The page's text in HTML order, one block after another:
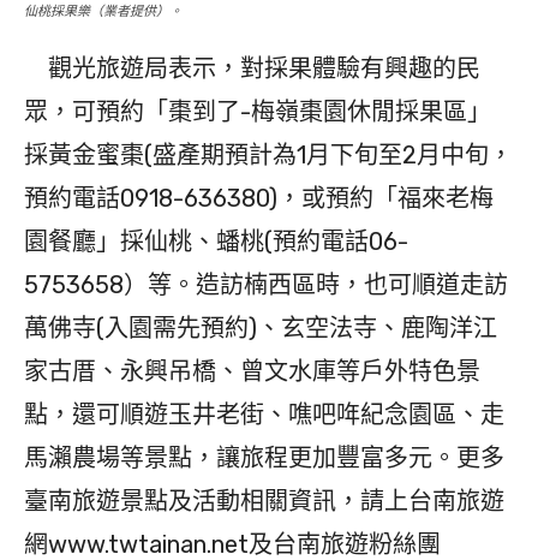
仙桃採果樂（業者提供）。
觀光旅遊局表示，對採果體驗有興趣的民
眾，可預約「棗到了-梅嶺棗園休閒採果區」
採黃金蜜棗(盛產期預計為1月下旬至2月中旬，
預約電話0918-636380)，或預約「福來老梅
園餐廳」採仙桃、蟠桃(預約電話06-
5753658）等。造訪楠西區時，也可順道走訪
萬佛寺(入園需先預約)、玄空法寺、鹿陶洋江
家古厝、永興吊橋、曾文水庫等戶外特色景
點，還可順遊玉井老街、噍吧哖紀念園區、走
馬瀨農場等景點，讓旅程更加豐富多元。更多
臺南旅遊景點及活動相關資訊，請上台南旅遊
網www.twtainan.net及台南旅遊粉絲團